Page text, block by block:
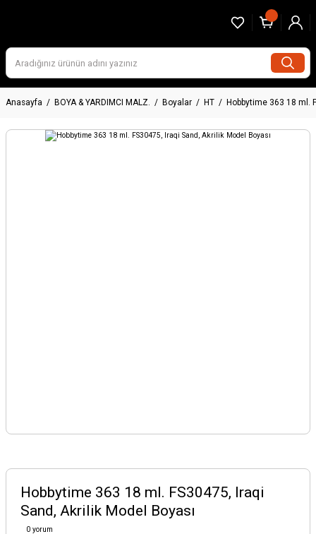
Anasayfa BOYA & YARDIMCI MALZ. Boyalar HT Hobbytime 363 18 ml.
Hobbytime 363 18 ml. FS30475, Iraqi
Sand, Akrilik Model Boyası
0 yorum